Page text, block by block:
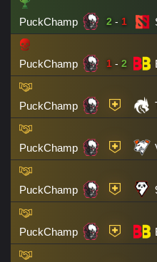
PuckChamp 2 - 1
PuckChamp 1 - 2
PuckChamp
PuckChamp
PuckChamp
PuckChamp